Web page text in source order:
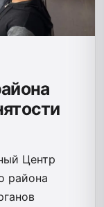
Центр
района